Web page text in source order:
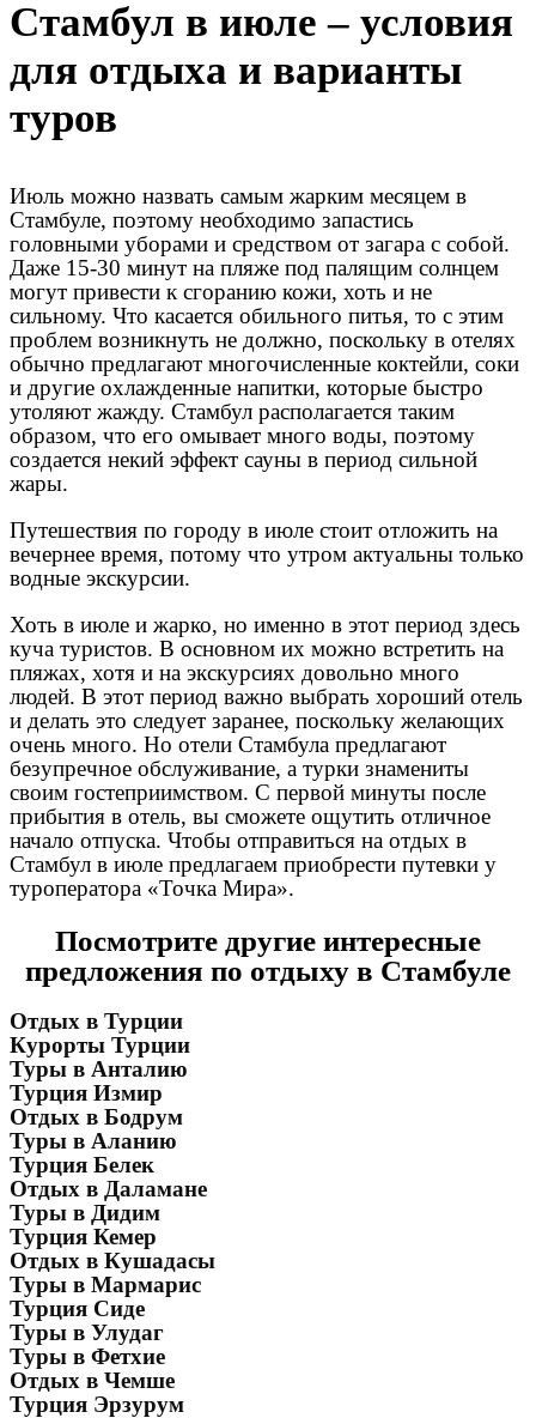
Стамбул в июле – условия
для отдыха и варианты
туров
Июль можно назвать самым жарким месяцем в
Стамбуле, поэтому необходимо запастись
головными уборами и средством от загара с собой.
Даже 15-30 минут на пляже под палящим солнцем
могут привести к сгоранию кожи, хоть и не
сильному. Что касается обильного питья, то с этим
проблем возникнуть не должно, поскольку в отелях
обычно предлагают многочисленные коктейли, соки
и другие охлажденные напитки, которые быстро
утоляют жажду. Стамбул располагается таким
образом, что его омывает много воды, поэтому
создается некий эффект сауны в период сильной
жары.
Путешествия по городу в июле стоит отложить на
вечернее время, потому что утром актуальны только
водные экскурсии.
Хоть в июле и жарко, но именно в этот период здесь
куча туристов. В основном их можно встретить на
пляжах, хотя и на экскурсиях довольно много
людей. В этот период важно выбрать хороший отель
и делать это следует заранее, поскольку желающих
очень много. Но отели Стамбула предлагают
безупречное обслуживание, а турки знамениты
своим гостеприимством. С первой минуты после
прибытия в отель, вы сможете ощутить отличное
начало отпуска. Чтобы отправиться на отдых в
Стамбул в июле предлагаем приобрести путевки у
туроператора «Точка Мира».
Посмотрите другие интересные
предложения по отдыху в Стамбуле
Отдых в Турции
Курорты Турции
Туры в Анталию
Турция Измир
Отдых в Бодрум
Туры в Аланию
Турция Белек
Отдых в Даламане
Туры в Дидим
Турция Кемер
Отдых в Кушадасы
Туры в Мармарис
Турция Сиде
Туры в Улудаг
Туры в Фетхие
Отдых в Чемше
Турция Эрзурум